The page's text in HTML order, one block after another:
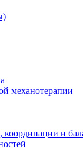
механотерапии
координации и